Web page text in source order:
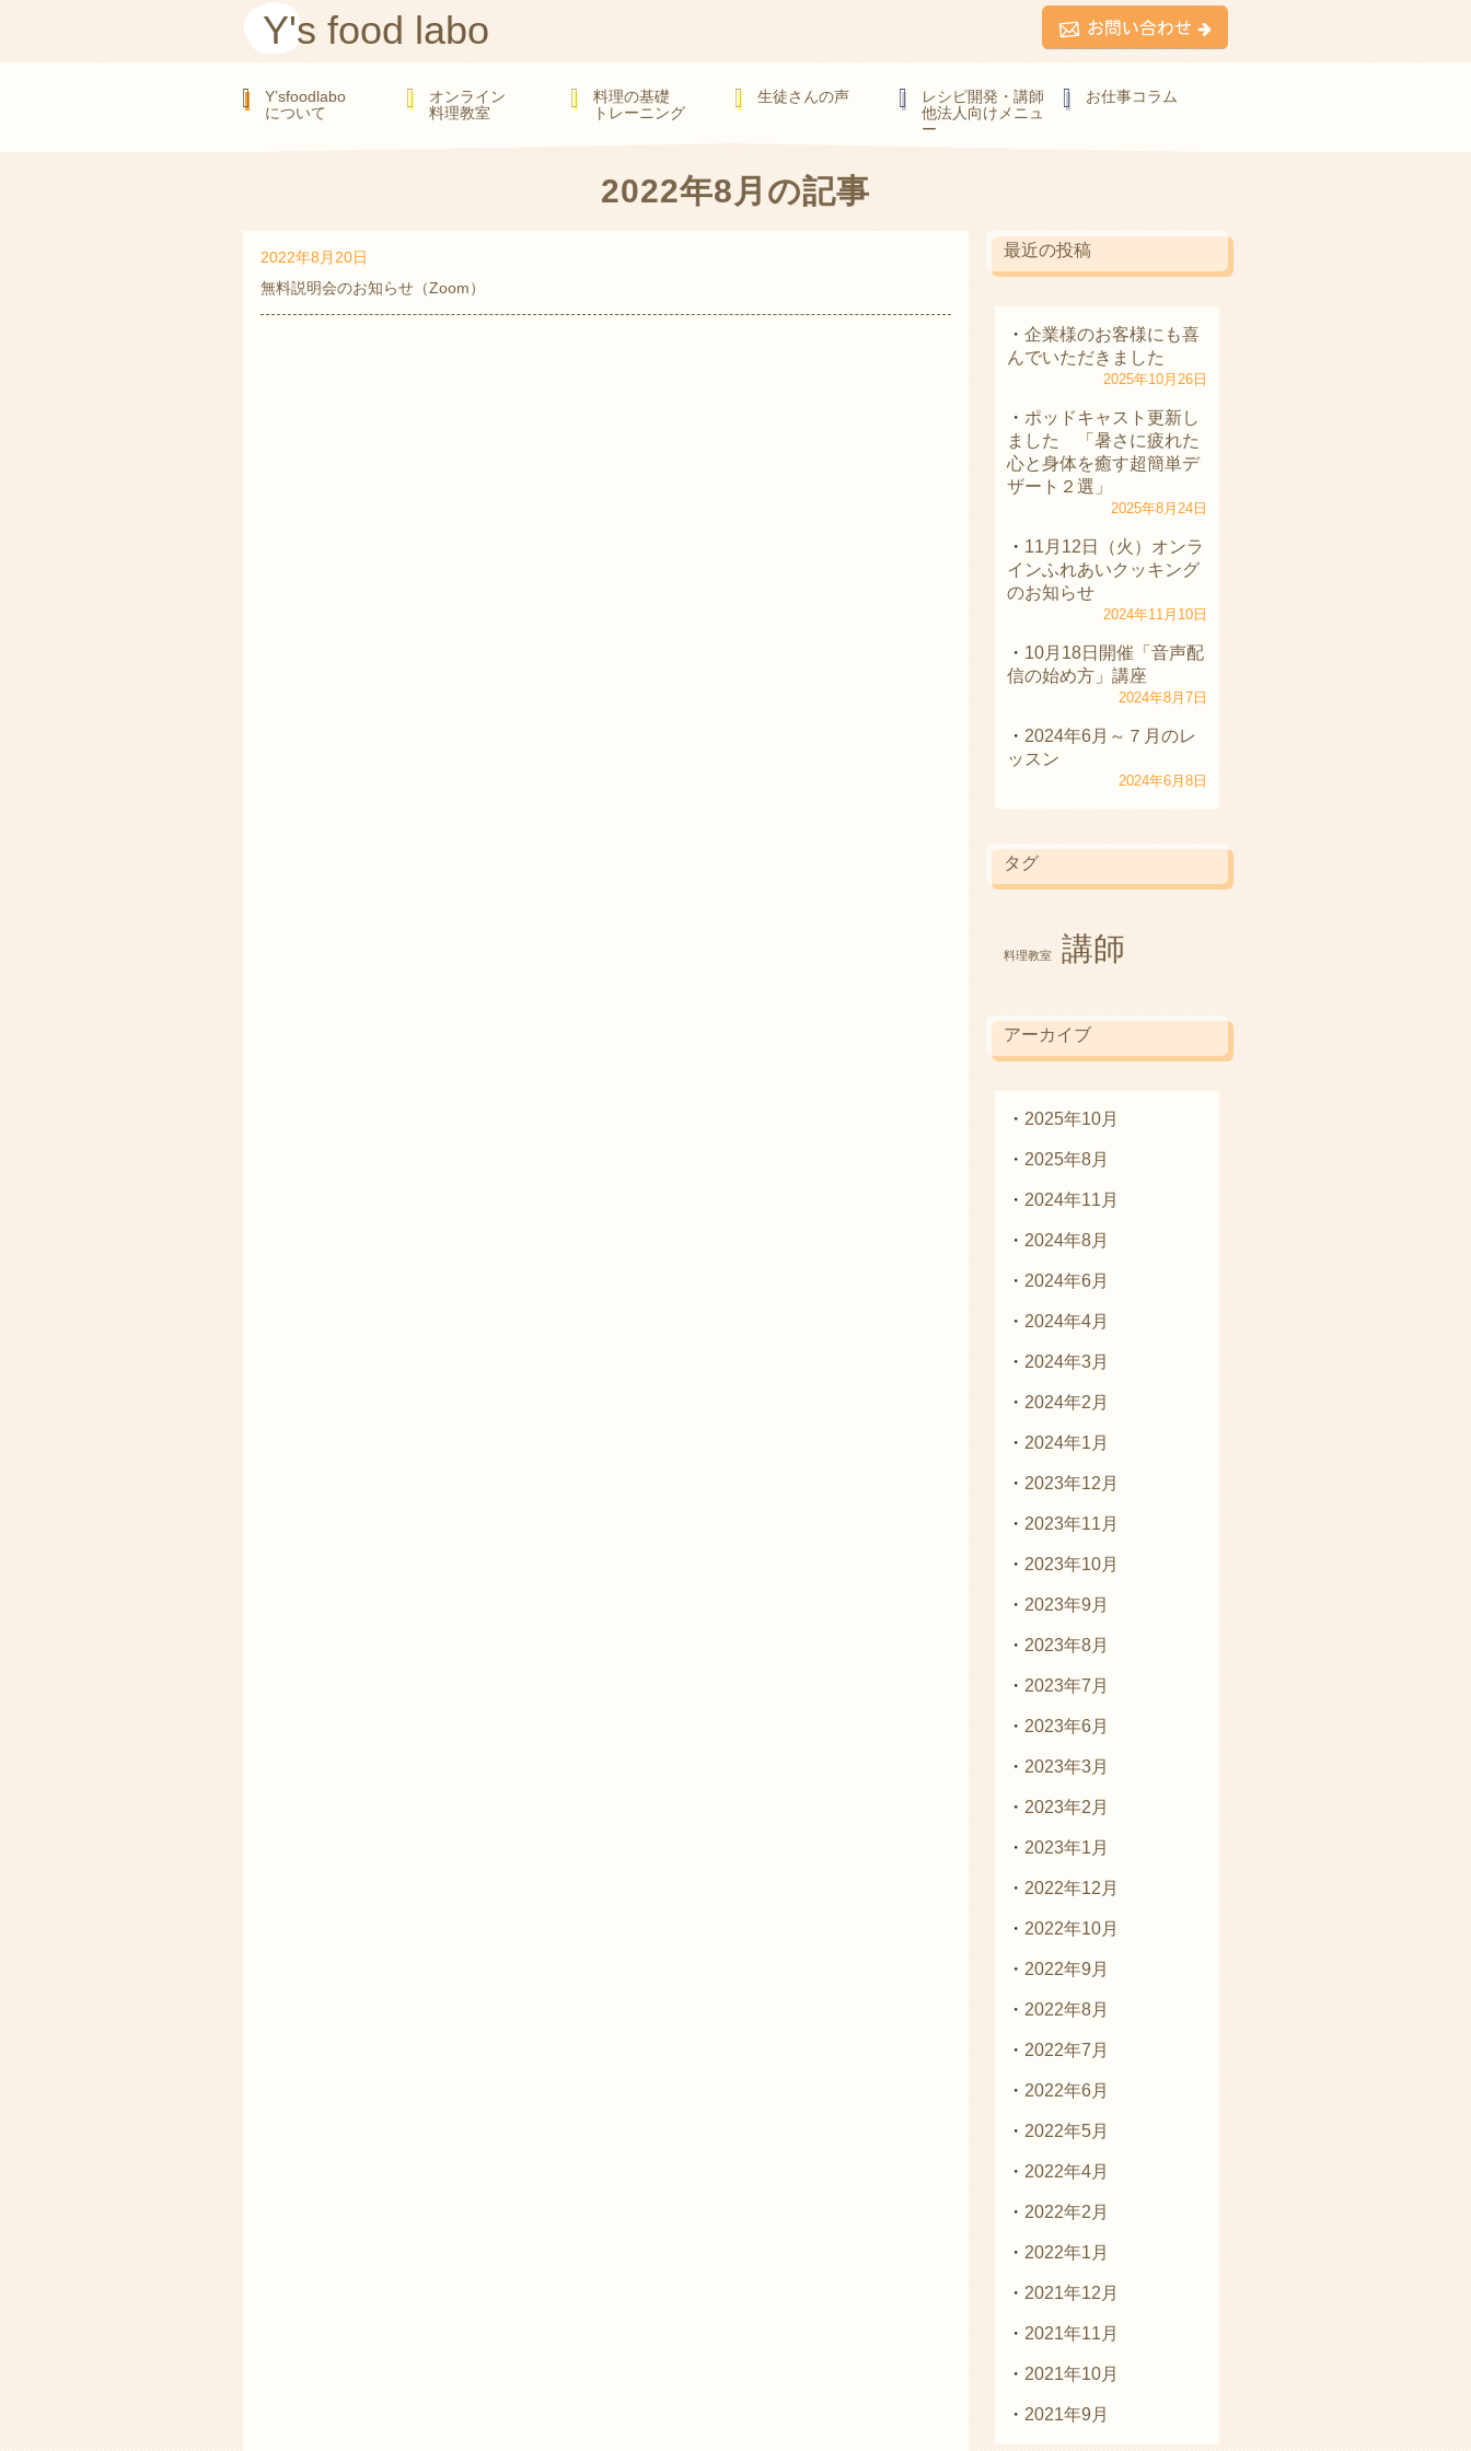
Y's food labo
Y’sfoodlabo
について
オンライン
料理教室
料理の基礎
トレーニング
生徒さんの声
レシピ開発・講師
他法人向けメニュ
ー
お仕事コラム
2022年8月の記事
2022年8月20日
無料説明会のお知らせ（Zoom）
最近の投稿
企業様のお客様にも喜
んでいただきました
2025年10月26日
ポッドキャスト更新し
ました 「暑さに疲れた
心と身体を癒す超簡単デ
ザート２選」
2025年8月24日
11月12日（火）オンラ
インふれあいクッキング
のお知らせ
2024年11月10日
10月18日開催「音声配
信の始め方」講座
2024年8月7日
2024年6月～７月のレ
ッスン
2024年6月8日
タグ
料理教室 講師
アーカイブ
2025年10月
2025年8月
2024年11月
2024年8月
2024年6月
2024年4月
2024年3月
2024年2月
2024年1月
2023年12月
2023年11月
2023年10月
2023年9月
2023年8月
2023年7月
2023年6月
2023年3月
2023年2月
2023年1月
2022年12月
2022年10月
2022年9月
2022年8月
2022年7月
2022年6月
2022年5月
2022年4月
2022年2月
2022年1月
2021年12月
2021年11月
2021年10月
2021年9月